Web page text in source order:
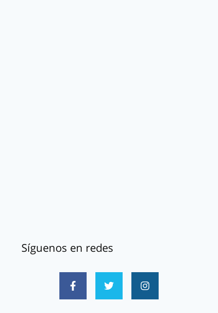
Síguenos en redes